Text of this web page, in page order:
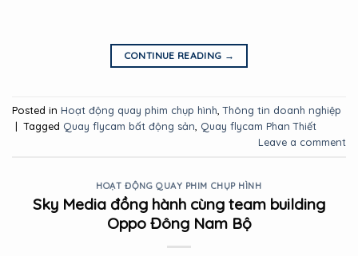
CONTINUE READING →
Posted in Hoạt động quay phim chụp hình ,Thông tin doanh nghiệp
| Tagged Quay flycam bất động sản Quay flycam Phan Thiết
Leave a comment
HOẠT ĐỘNG QUAY PHIM CHỤP HÌNH
Sky Media đồng hành cùng team building
Oppo Đông Nam Bộ